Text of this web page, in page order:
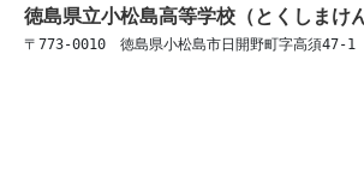
徳島県立小松島高等学校（とくしまけ
〒773-0010　徳島県小松島市日開野町字高須